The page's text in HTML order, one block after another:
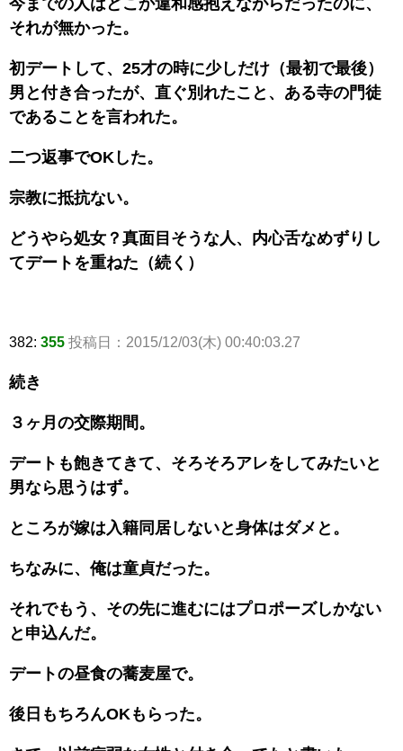
それが無かった。
初デートして、25才の時に少しだけ（最初で最後）
男と付き合ったが、直ぐ別れたこと、ある寺の門徒
であることを言われた。
二つ返事でOKした。
宗教に抵抗ない。
どうやら処女？真面目そうな人、内心舌なめずりし
てデートを重ねた（続く）
382: 355 投稿日：2015/12/03(木) 00:40:03.27
続き
３ヶ月の交際期間。
デートも飽きてきて、そろそろアレをしてみたいと
男なら思うはず。
ところが嫁は入籍同居しないと身体はダメと。
ちなみに、俺は童貞だった。
それでもう、その先に進むにはプロポーズしかない
と申込んだ。
デートの昼食の蕎麦屋で。
後日もちろんOKもらった。